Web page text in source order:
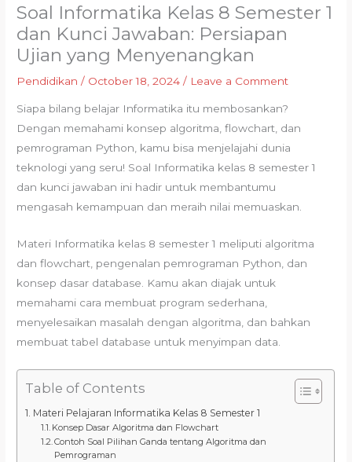
Soal Informatika Kelas 8 Semester 1
dan Kunci Jawaban: Persiapan
Ujian yang Menyenangkan
Pendidikan / October 18, 2024/ Leave a Comment
Siapa bilang belajar Informatika itu membosankan?
Dengan memahami konsep algoritma, flowchart, dan
pemrograman Python, kamu bisa menjelajahi dunia
teknologi yang seru! Soal Informatika kelas 8 semester 1
dan kunci jawaban ini hadir untuk membantumu
mengasah kemampuan dan meraih nilai memuaskan.
Materi Informatika kelas 8 semester 1 meliputi algoritma
dan flowchart, pengenalan pemrograman Python, dan
konsep dasar database. Kamu akan diajak untuk
memahami cara membuat program sederhana,
menyelesaikan masalah dengan algoritma, dan bahkan
membuat tabel database untuk menyimpan data.
Table of Contents
Materi Pelajaran Informatika Kelas 8 Semester 1
Konsep Dasar Algoritma dan Flowchart
Contoh Soal Pilihan Ganda tentang Algoritma dan
Pemrograman